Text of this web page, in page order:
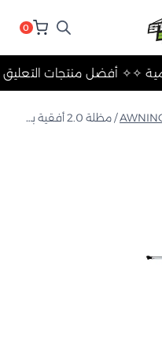
0
✧ أفضل منتجاتالعالمية ✧
/ مظلة 2.0 أفقية بعمود خارجي